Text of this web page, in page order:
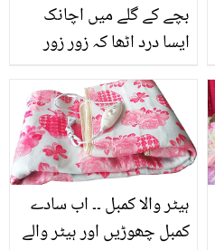
بچے کے گلے میں اچانک
ایسا درد اٹھا کہ زور زور
گلے سے ایسی کیا چیز نکل
گئی کہ4 دیکھ کر ڈاکٹر
بھی ڈر گئے؟
ہیٹر والا کمبل ۔۔ اب سادے
کمبل چھوڑیں اور ہیٹر والے